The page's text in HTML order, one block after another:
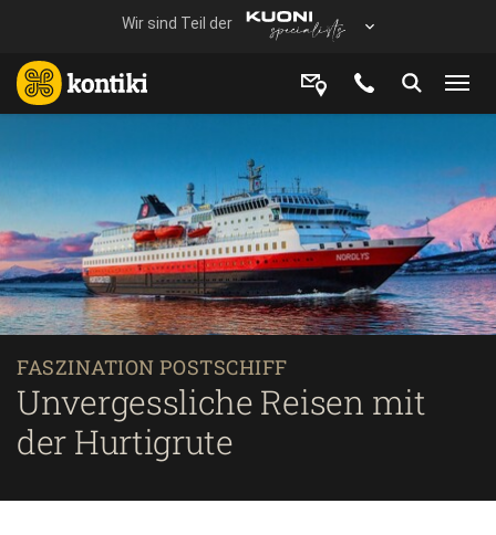
FASZINATION POSTSCHIFF
Unvergessliche Reisen mit
der Hurtigrute